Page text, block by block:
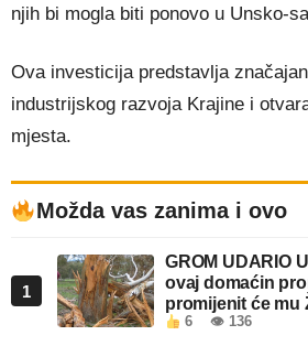
njih bi mogla biti ponovo u Unsko-
Ova investicija predstavlja
industrijskog razvoja Krajine i
mjesta.
Možda vas zanima i ovo
1
GROM UDARIO
ovaj domaćin
promijenit će mu
6 👁 136